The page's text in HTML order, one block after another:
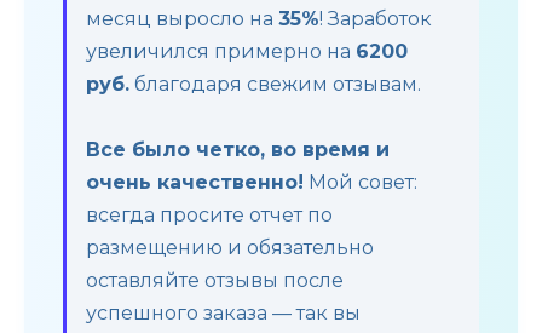
месяц выросло на 35%! Заработок
увеличился примерно на 6200
руб. благодаря свежим отзывам.
Все было четко, во время и
очень качественно! Мой совет:
всегда просите отчет по
размещению и обязательно
оставляйте отзывы после
успешного заказа — так вы